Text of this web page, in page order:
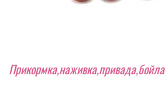
Прикормка,наживка,привада,бойла